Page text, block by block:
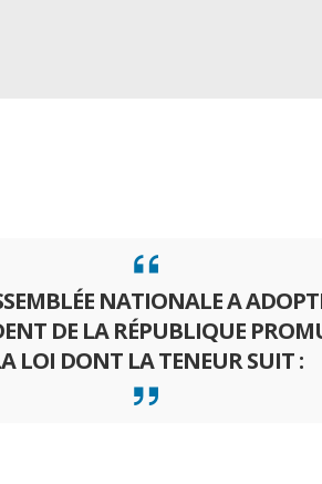
NATIONALE A
DE LA RÉPUBLIQUE
LOI DONT LA TENEUR SUIT :